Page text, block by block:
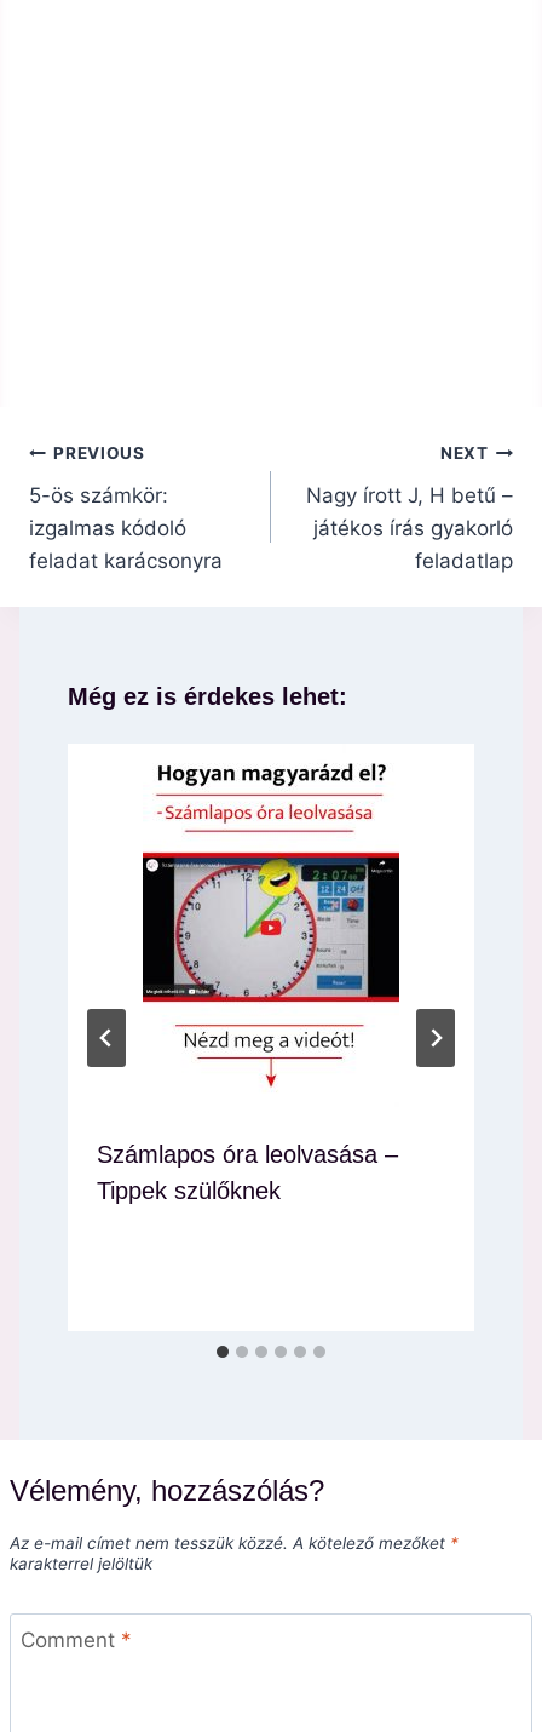
Bejegyzés
navigáció
PREVIOUS
5-ös számkör:
izgalmas kódoló
feladat karácsonyra
NEXT
Nagy írott J, H betű –
játékos írás gyakorló
feladatlap
Még ez is érdekes lehet:
Számlapos óra leolvasása –
Tippek szülőknek
Vélemény, hozzászólás?
Az e-mail címet nem tesszük közzé. A kötelező mezőket *
karakterrel jelöltük
Comment *